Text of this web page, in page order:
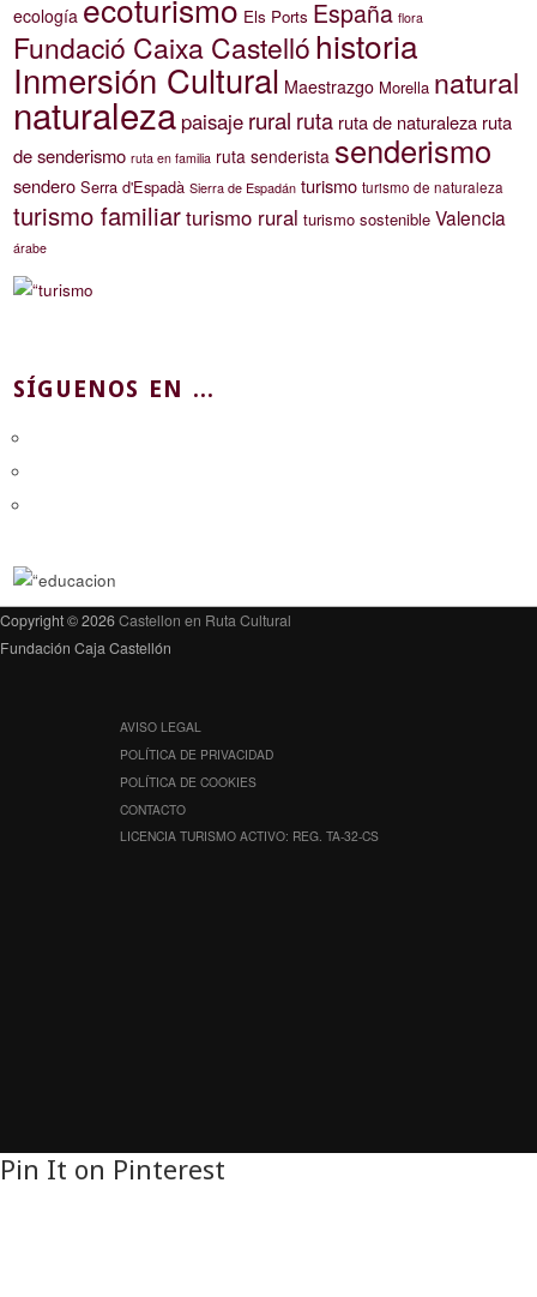
ecología ecoturismo Els Ports España flora
Fundació Caixa Castellóhistoria
Inmersión Cultural Maestrazgo Morella natural
naturaleza paisaje rural ruta ruta de naturaleza ruta
de senderismo ruta en familia ruta senderista senderismo
sendero Serra d'Espadà Sierra de Espadán turismo turismo de naturaleza
turismo familiarturismo rural turismo sostenible Valencia
árabe
SÍGUENOS EN ...
Copyright © 2026Castellon en Ruta Cultural
Fundación Caja Castellón
AVISO LEGAL
POLÍTICA DE PRIVACIDAD
POLÍTICA DE COOKIES
CONTACTO
LICENCIA TURISMO ACTIVO: REG. TA-32-CS
Pin It on Pinterest